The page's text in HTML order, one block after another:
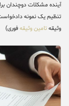
آینده مشکلات دوچندان
تنظیم یک نمونه
وثیقهتامین وثیقهفوری)